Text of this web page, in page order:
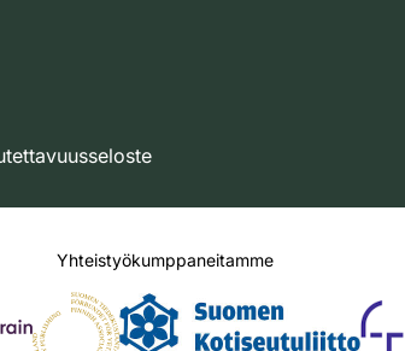
Yhteistyökumppaneitamme